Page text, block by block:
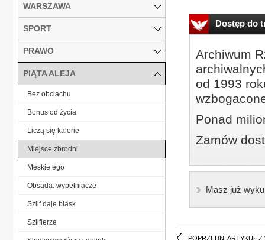
Dostęp do
Archiwum
od 1993
Ponad
Zamów
Masz już
POPRZEDNI ARTYKUŁ Z
WARSZAWA
SPORT
PRAWO
PIĄTA ALEJA
Bez obciachu
Bonus od życia
Liczą się kalorie
Miejsce zbrodni
Męskie ego
Obsada: wypełniacze
Szlif daje blask
Szlifierze